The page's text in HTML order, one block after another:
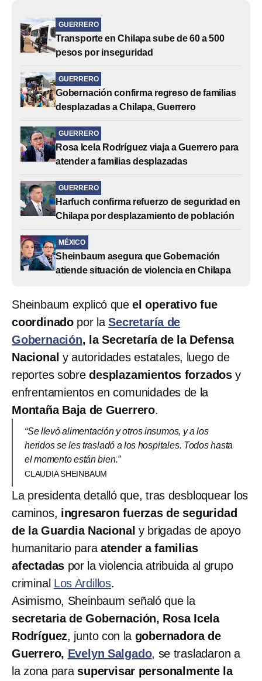
GUERRERO
Transporte en Chilapa sube de 60 a 500
pesos por inseguridad
GUERRERO
Gobernación confirma regreso de familias
desplazadas a Chilapa, Guerrero
GUERRERO
Rosa Icela Rodríguez viaja a Guerrero para
atender a familias desplazadas
GUERRERO
Harfuch confirma refuerzo de seguridad en
Chilapa por desplazamiento de población
MÉXICO
Sheinbaum asegura que Gobernación
atiende situación de violencia en Chilapa
Sheinbaum explicó queel operativo fue
coordinado por la Secretaría de
Gobernación, la Secretaría de la Defensa
Nacional y autoridades estatales, luego de
reportes sobredesplazamientos forzados y
enfrentamientos en comunidades de la
Montaña Baja de Guerrero.
“Se llevó alimentación y otros insumos, y a los
heridos se les trasladó a los hospitales. Todos hasta
el momento están bien.”
CLAUDIA SHEINBAUM
La presidenta detalló que, tras desbloquear los
caminos, ingresaron fuerzas de seguridad
de la Guardia Nacional y brigadas de apoyo
humanitario para atender a familias
afectadas por la violencia atribuida al grupo
criminal Los Ardillos.
Asimismo, Sheinbaum señaló que la
secretaria de Gobernación, Rosa Icela
Rodríguez, junto con la gobernadora de
Guerrero, Evelyn Salgado, se trasladaron a
la zona para supervisar personalmente la